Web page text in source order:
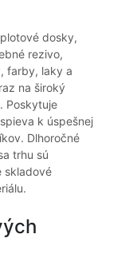
dosky,
rezivo,
farby, laky a
na široký
Poskytuje
k úspešnej
Dlhoročné
trhu sú
skladové